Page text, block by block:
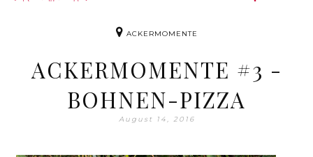
ACKERMOMENTE
ACKERMOMENTE #3 -
BOHNEN-PIZZA
August 14, 2016